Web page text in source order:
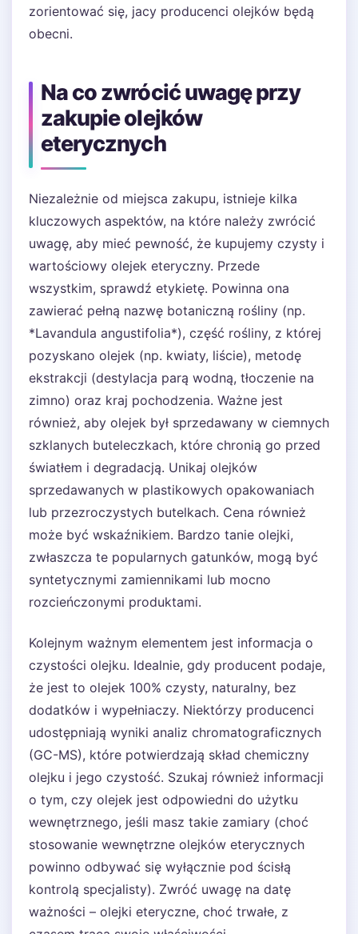
zorientować się, jacy producenci olejków będą
obecni.
Na co zwrócić uwagę przy
zakupie olejków
eterycznych
Niezależnie od miejsca zakupu, istnieje kilka
kluczowych aspektów, na które należy zwrócić
uwagę, aby mieć pewność, że kupujemy czysty i
wartościowy olejek eteryczny. Przede
wszystkim, sprawdź etykietę. Powinna ona
zawierać pełną nazwę botaniczną rośliny (np.
*Lavandula angustifolia*), część rośliny, z której
pozyskano olejek (np. kwiaty, liście), metodę
ekstrakcji (destylacja parą wodną, tłoczenie na
zimno) oraz kraj pochodzenia. Ważne jest
również, aby olejek był sprzedawany w ciemnych
szklanych buteleczkach, które chronią go przed
światłem i degradacją. Unikaj olejków
sprzedawanych w plastikowych opakowaniach
lub przezroczystych butelkach. Cena również
może być wskaźnikiem. Bardzo tanie olejki,
zwłaszcza te popularnych gatunków, mogą być
syntetycznymi zamiennikami lub mocno
rozcieńczonymi produktami.
Kolejnym ważnym elementem jest informacja o
czystości olejku. Idealnie, gdy producent podaje,
że jest to olejek 100% czysty, naturalny, bez
dodatków i wypełniaczy. Niektórzy producenci
udostępniają wyniki analiz chromatograficznych
(GC-MS), które potwierdzają skład chemiczny
olejku i jego czystość. Szukaj również informacji
o tym, czy olejek jest odpowiedni do użytku
wewnętrznego, jeśli masz takie zamiary (choć
stosowanie wewnętrzne olejków eterycznych
powinno odbywać się wyłącznie pod ścisłą
kontrolą specjalisty). Zwróć uwagę na datę
ważności – olejki eteryczne, choć trwałe, z